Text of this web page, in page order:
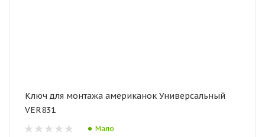
Ключ для монтажа американок Универсальный
VER831
Мало